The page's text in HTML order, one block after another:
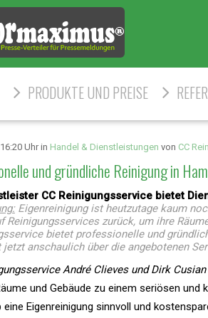
PRODUKTE UND PREISE
Uhr in Handel & Dienstleistungen von CC
und gründliche Reinigung in
CC Reinigungsservice bietet
Eigenreinigung ist heutzutage kaum
Reinigungsservices zurück, um ihre
bietet professionelle und
anschaulich über die angebotenen
André Clieves und Dirk Cusian
und Gebäude zu einem seriösen
eine Eigenreinigung sinnvoll und